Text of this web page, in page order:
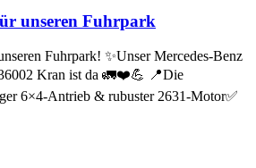
unseren Fuhrpark
Fuhrpark! ✨Unser Mercedes-Benz
Kran ist da 🚛❤️💪 📍Die
6×4-Antrieb & rubuster 2631-Motor✅